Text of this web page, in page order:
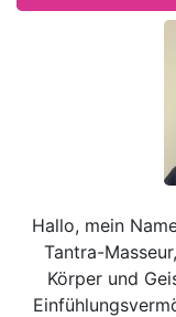
Hallo, mein
Tantra-
Körper und